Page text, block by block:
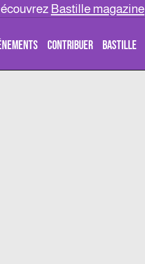
Bastille magazine
CONTRIBUER BASTILLE